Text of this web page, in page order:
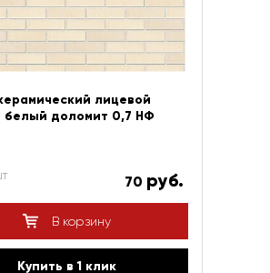
лицевой
доломит 0,7 НФ
70 руб.
В корзину
Купить в 1 клик